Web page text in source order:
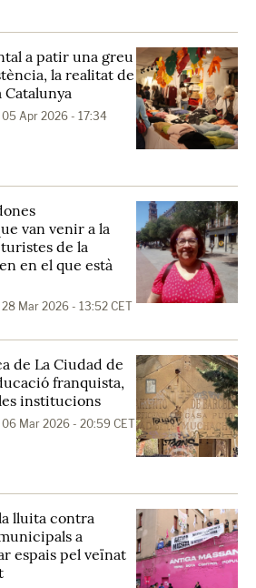
a patir una greu
la realitat de
| 05 Apr 2026 - 17:34
van venir a la
de la
en el que està
| 28 Mar 2026 - 13:52 CET
de La Ciudad de
franquista,
institucions
| 06 Mar 2026 - 20:59 CET
lluita contra
a
espais pel veïnat